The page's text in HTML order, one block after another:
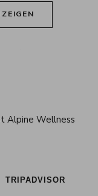
Alpine Wellness
TRIPADVISOR